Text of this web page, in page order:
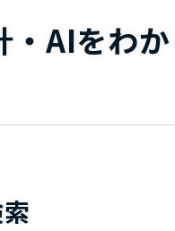
らジュニア
・中学生）AIをわ